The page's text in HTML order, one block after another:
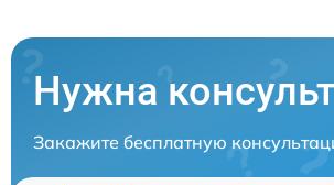
Нужна
Закажите бесплатную